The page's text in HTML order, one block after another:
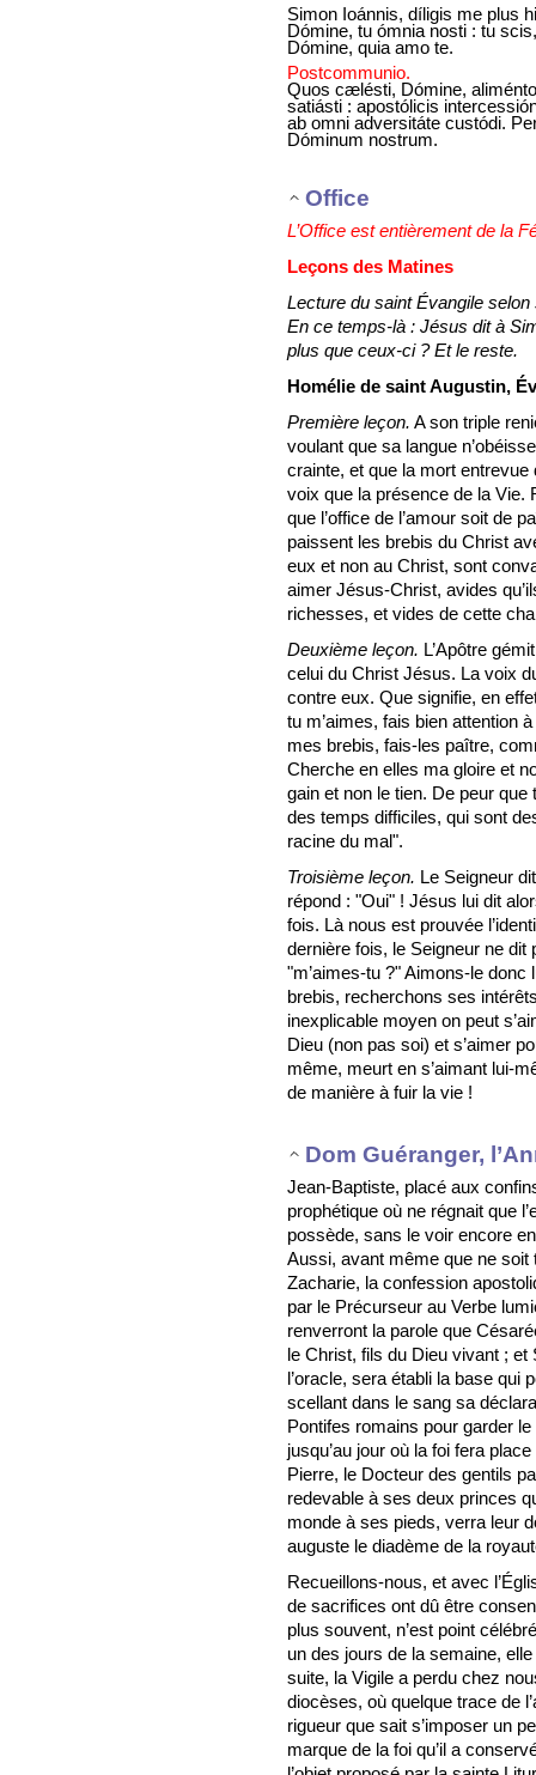
Simon Ioánnis, díligis me plus
Dómine, tu ómnia nosti : tu scis,
Dómine, quia amo te.
Postcommunio.
Quos cælésti, Dómine, aliménto
satiásti : apostólicis
ab omni adversitáte custódi.
Dóminum nostrum.
Office
L’Office est entièrement de la
Leçons des Matines
Lecture du saint Évangile selon
En ce temps-là : Jésus dit à
plus que ceux-ci ? Et le reste.
Homélie de saint Augustin,
Première leçon. A son triple
voulant que sa langue
crainte, et que la mort
voix que la présence de la Vie.
que l’office de l’amour soit de
paissent les brebis du Christ
eux et non au Christ, sont
aimer Jésus-Christ, avides
richesses, et vides de cette
Deuxième leçon. L’Apôtre
celui du Christ Jésus. La voix
contre eux. Que signifie, en
tu m’aimes, fais bien attention
mes brebis, fais-les paître,
Cherche en elles ma gloire et
gain et non le tien. De peur
des temps difficiles, qui sont
racine du mal".
Troisième leçon. Le Seigneur
répond : "Oui" ! Jésus lui dit
fois. Là nous est prouvée
dernière fois, le Seigneur ne
"m’aimes-tu ?" Aimons-le
brebis, recherchons ses
inexplicable moyen on peut
Dieu (non pas soi) et s’aimer
même, meurt en s’aimant lui-
de manière à fuir la vie !
Dom Guéranger,
Jean-Baptiste, placé aux
prophétique où ne régnait que
possède, sans le voir encore
Aussi, avant même que ne soit
Zacharie, la confession
par le Précurseur au Verbe
renverront la parole que
le Christ, fils du Dieu vivant ;
l’oracle, sera établi la base qui
scellant dans le sang sa
Pontifes romains pour garder
jusqu’au jour où la foi fera
Pierre, le Docteur des gentils
redevable à ses deux princes
monde à ses pieds, verra leur
auguste le diadème de la
Recueillons-nous, et avec
de sacrifices ont dû être
plus souvent, n’est point
un des jours de la semaine,
suite, la Vigile a perdu chez
diocèses, où quelque trace de
rigueur que sait s’imposer un
marque de la foi qu’il a